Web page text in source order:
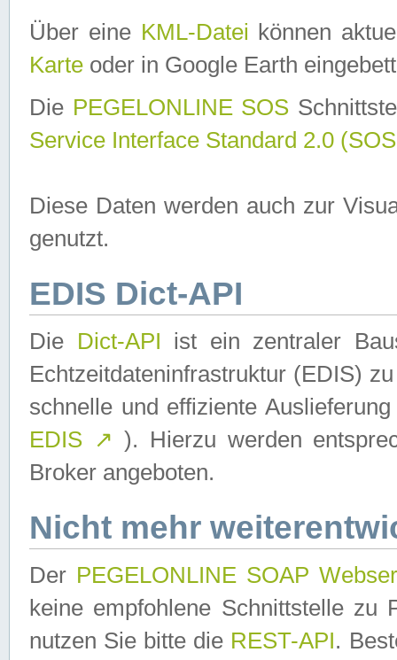
Über eine KML-Datei können
Karte oder in Google Earth
Die PEGELONLINE SOS
Service Interface Standard 2.0
Diese Daten werden auch zur
genutzt.
EDIS Dict-API
Die Dict-API ist ein zentraler
Echtzeitdateninfrastruktur (EDIS)
schnelle und effiziente
EDIS ↗ ). Hierzu werden
Broker angeboten.
Nicht mehr
Der PEGELONLINE SOAP
keine empfohlene Schnittstelle zu
nutzen Sie bitte die REST-API.